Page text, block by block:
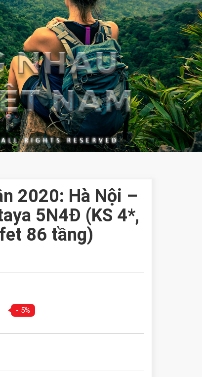
2020: Hà Nội –
5N4Đ (KS 4*,
86 tầng)
hiện
- 5%